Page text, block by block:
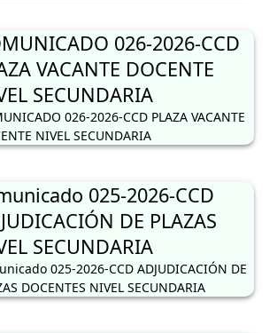
026-2026-CCD
VACANTE DOCENTE
SECUNDARIA
026-2026-CCD PLAZA VACANTE
NIVEL SECUNDARIA
025-2026-CCD
DE PLAZAS
SECUNDARIA
025-2026-CCD ADJUDICACIÓN DE
DOCENTES NIVEL SECUNDARIA